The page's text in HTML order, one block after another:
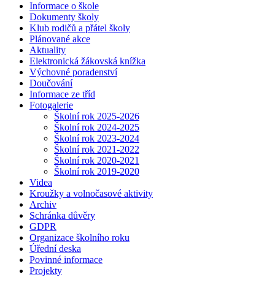
Informace o škole
Dokumenty školy
Klub rodičů a přátel školy
Plánované akce
Aktuality
Elektronická žákovská knížka
Výchovné poradenství
Doučování
Informace ze tříd
Fotogalerie
Školní rok 2025-2026
Školní rok 2024-2025
Školní rok 2023-2024
Školní rok 2021-2022
Školní rok 2020-2021
Školní rok 2019-2020
Videa
Kroužky a volnočasové aktivity
Archiv
Schránka důvěry
GDPR
Organizace školního roku
Úřední deska
Povinné informace
Projekty